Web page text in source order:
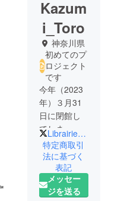
Kazum
i_Toro
神奈川県
初めてのプ
ロジェクト
です
今年（2023
年）３月31
日に閉館し
てしまった
箱根・星の
王子さま
ミュージア
ム最後の広
報担当を務
LibrairieB612
特定商取引
法に基づく
表記
メッセー
ジを送る